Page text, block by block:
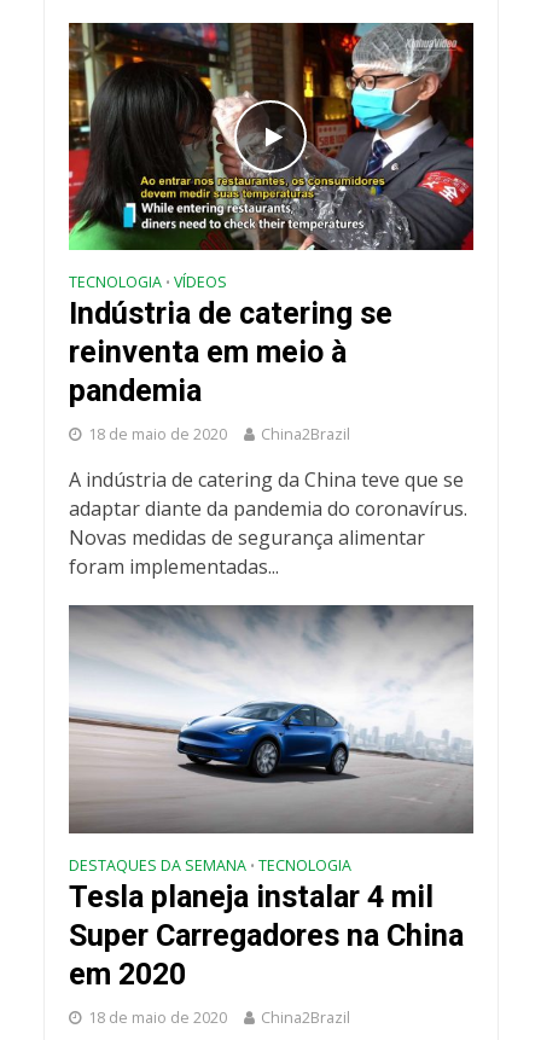
TECNOLOGIA • VÍDEOS
Indústria de catering se
reinventa em meio à
pandemia
18 de maio de 2020 China2Brazil
A indústria de catering da China teve que se
adaptar diante da pandemia do coronavírus.
Novas medidas de segurança alimentar
foram implementadas...
DESTAQUES DA SEMANA • TECNOLOGIA
Tesla planeja instalar 4 mil
Super Carregadores na China
em 2020
18 de maio de 2020 China2Brazil